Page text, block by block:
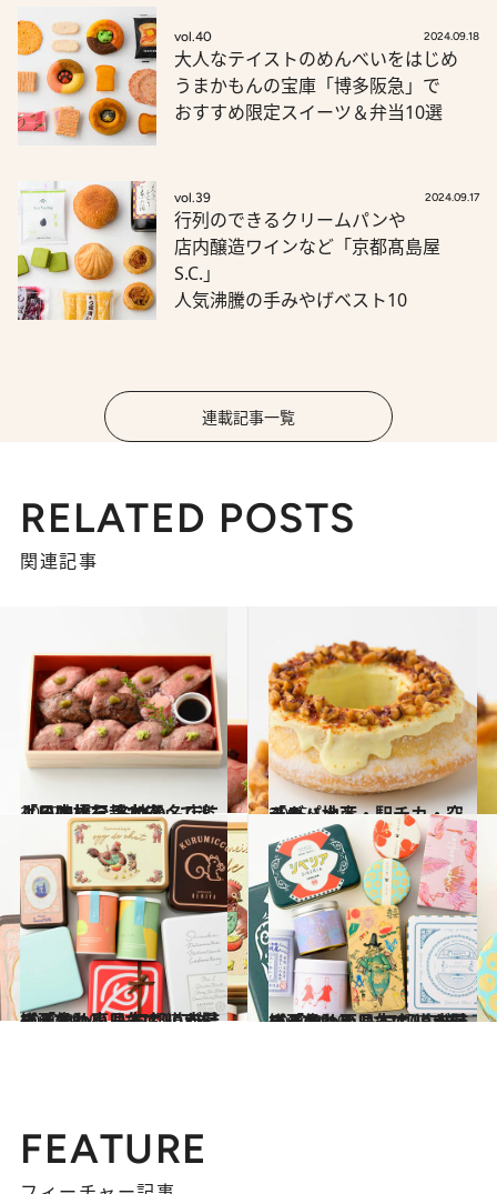
vol.40 2024.09.18
大人なテイストのめんべいをはじめ
うまかもんの宝庫「博多阪急」で
おすすめ限定スイーツ＆弁当10選
vol.39 2024.09.17
行列のできるクリームパンや
店内醸造ワインなど「京都髙島屋
S.C.」
人気沸騰の手みやげベスト10
連載記事一覧
RELATED POSTS
関連記事
2022.4.17
「日本橋三越本店」で楽しい味旅行 各地の名店による口福な品10選
グルメ 2025.1.3
「デパ地下・駅チカ・空チカ」土産
グルメ
2022.3.10
【画像】東日本エリアを総まとめ！ おいしいが詰まっている！ 47都道府県の「かわいい缶」
グルメ 2022.3.19
【画像】西日本エリアを総まとめ！ おいしいが詰まっている！ 47都道府県の「かわいい缶」
グルメ
FEATURE